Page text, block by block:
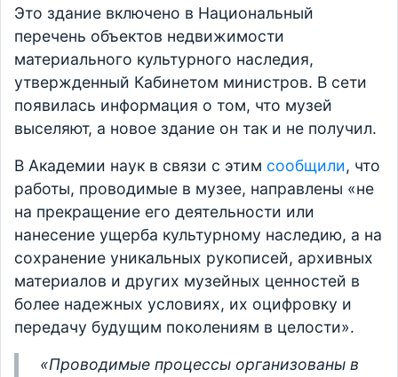
Это здание включено в Национальный
перечень объектов недвижимости
материального культурного наследия,
утвержденный Кабинетом министров. В сети
появилась информация о том, что музей
выселяют, а новое здание он так и не получил.
В Академии наук в связи с этим сообщили, что
работы, проводимые в музее, направлены «не
на прекращение его деятельности или
нанесение ущерба культурному наследию, а на
сохранение уникальных рукописей, архивных
материалов и других музейных ценностей в
более надежных условиях, их оцифровку и
передачу будущим поколениям в целости».
«Проводимые процессы организованы в